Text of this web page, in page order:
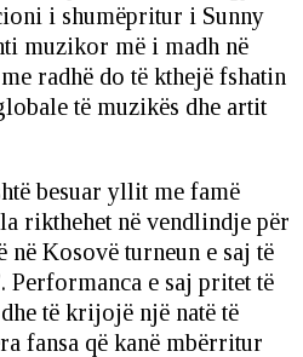
i shumëpritur i Sunny
muzikor më i madh në
radhë do të kthejë fshatin
të muzikës dhe artit
besuar yllit me famë
rikthehet në vendlindje për
në Kosovë turneun e saj të
e saj pritet të
të krijojë një natë të
fansa që kanë mbërritur